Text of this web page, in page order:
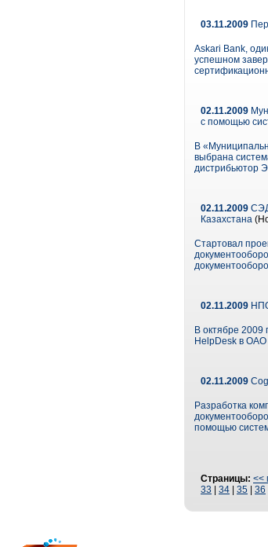
03.11.2009
Askari Bank,
успешном
02.11.2009
с помощью
В
выбрана
дистрибьютор
02.11.2009
Казахстана
Стартовал
02.11.2009
В октябре
HelpDesk в
02.11.2009
Разработка
помощью
Страницы: <<
33
34 35 36